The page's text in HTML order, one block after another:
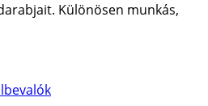
Különösen munkás,